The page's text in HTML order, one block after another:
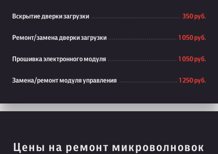
Вскрытие дверки загрузки 350 руб.
Ремонт/замена дверки загрузки 1 050 руб.
Прошивка электронного модуля 1 050 руб.
Замена/ремонт модуля управления 1 250 руб.
Цены на ремонт микроволновок